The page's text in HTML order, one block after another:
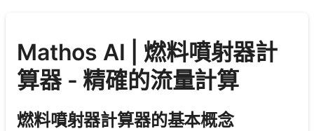
Mathos AI | 燃料噴射器計
算器 - 精確的流量計算
燃料噴射器計算器的基本概念